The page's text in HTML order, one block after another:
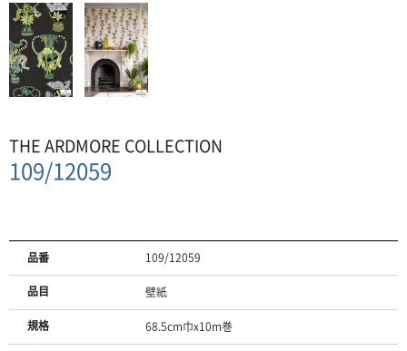
THE ARDMORE COLLECTION
109/12059
品番 109/12059
品目 壁紙
規格 68.5cm巾x10m巻